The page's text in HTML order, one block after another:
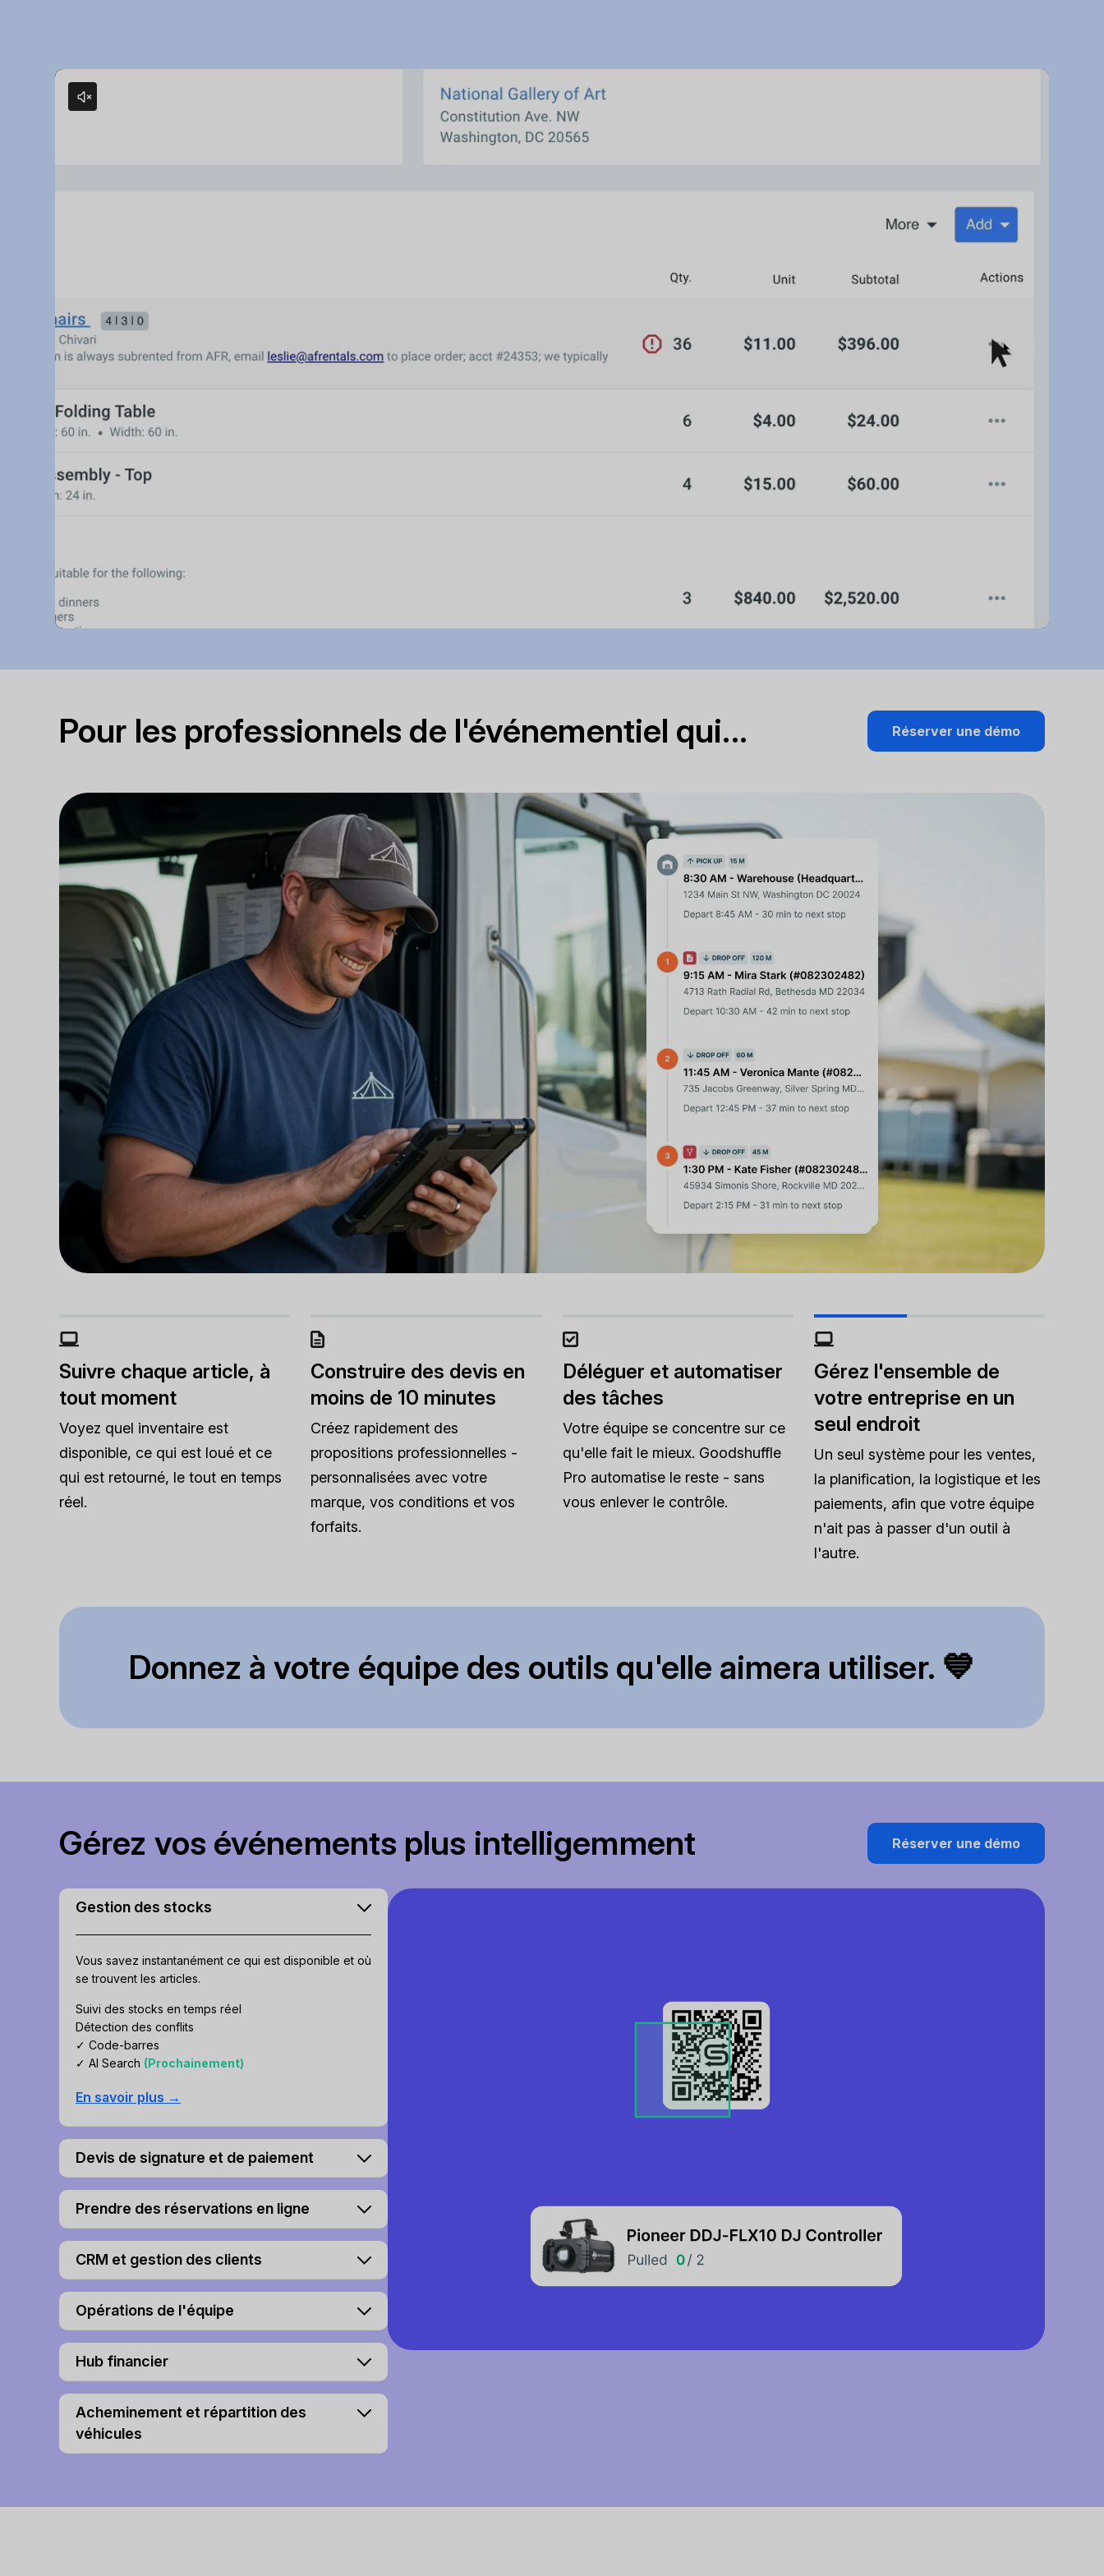
Pour les professionnels de l'événementiel qui... Réserver une démo
Suivre chaque article, à
tout moment
Voyez quel inventaire est
disponible, ce qui est loué et ce
qui est retourné, le tout en temps
réel.
Construire des devis en
moins de 10 minutes
Créez rapidement des
propositions professionnelles -
personnalisées avec votre
marque, vos conditions et vos
forfaits.
Déléguer et automatiser
des tâches
Votre équipe se concentre sur ce
qu'elle fait le mieux. Goodshuffle
Pro automatise le reste - sans
vous enlever le contrôle.
Gérez l'ensemble de
votre entreprise en un
seul endroit
Un seul système pour les ventes,
la planification, la logistique et les
paiements, afin que votre équipe
n'ait pas à passer d'un outil à
l'autre.
Donnez à votre équipe des outils qu'elle aimera utiliser. 💙
Gérez vos événements plus intelligemment Réserver une démo
Gestion des stocks
Vous savez instantanément ce qui est disponible et où
se trouvent les articles.
Suivi des stocks en temps réel
Détection des conflits
✓ Code-barres
✓ AI Search (Prochainement)
En savoir plus →
Devis de signature et de paiement
Prendre des réservations en ligne
CRM et gestion des clients
Opérations de l'équipe
Hub financier
Acheminement et répartition des
véhicules